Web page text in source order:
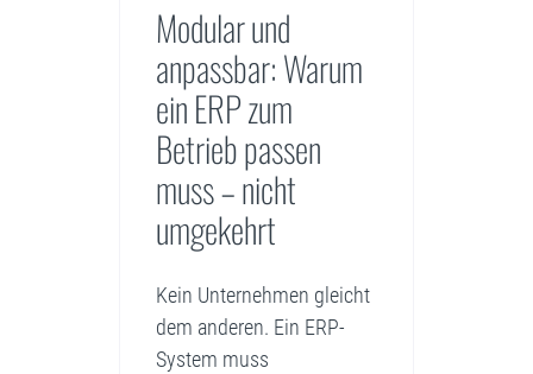
Modular und
anpassbar: Warum
ein ERP zum
Betrieb passen
muss – nicht
umgekehrt
Kein Unternehmen gleicht
dem anderen. Ein ERP-
System muss